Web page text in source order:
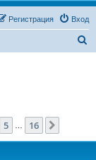
Вход
Регистрация
16
5 16